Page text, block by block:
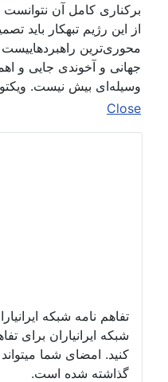
برکناری کامل آن
از این رژیم تبهکار باید
محوری‌ترین
جهانی و آخوندی جایی و
وسیله‌ای بیش نیست. ویکتوریا آزاد سه شنبه ۴
Close
تفاهم نامه شبکه
شبکه ایرانیاران برای
گذاشته شده است.